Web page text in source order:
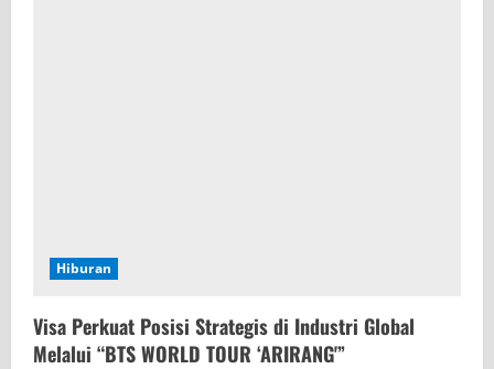
Hiburan
Visa Perkuat Posisi Strategis di Industri Global
Melalui “BTS WORLD TOUR ‘ARIRANG'”